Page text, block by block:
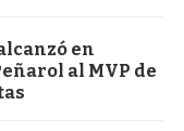
en
al MVP de